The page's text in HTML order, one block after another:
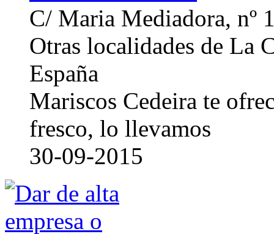
C/ Maria Mediadora, nº
Otras localidades de La
España
Mariscos Cedeira te
fresco, lo llevamos
30-09-2015